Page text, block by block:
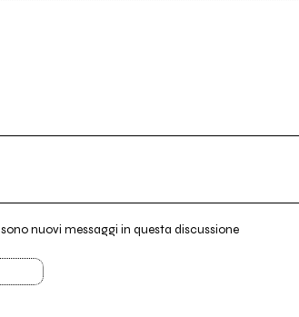
nuovi messaggi in questa discussione